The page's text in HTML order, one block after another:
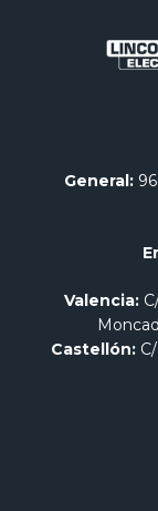
General:
Valencia:
Castellón:C/